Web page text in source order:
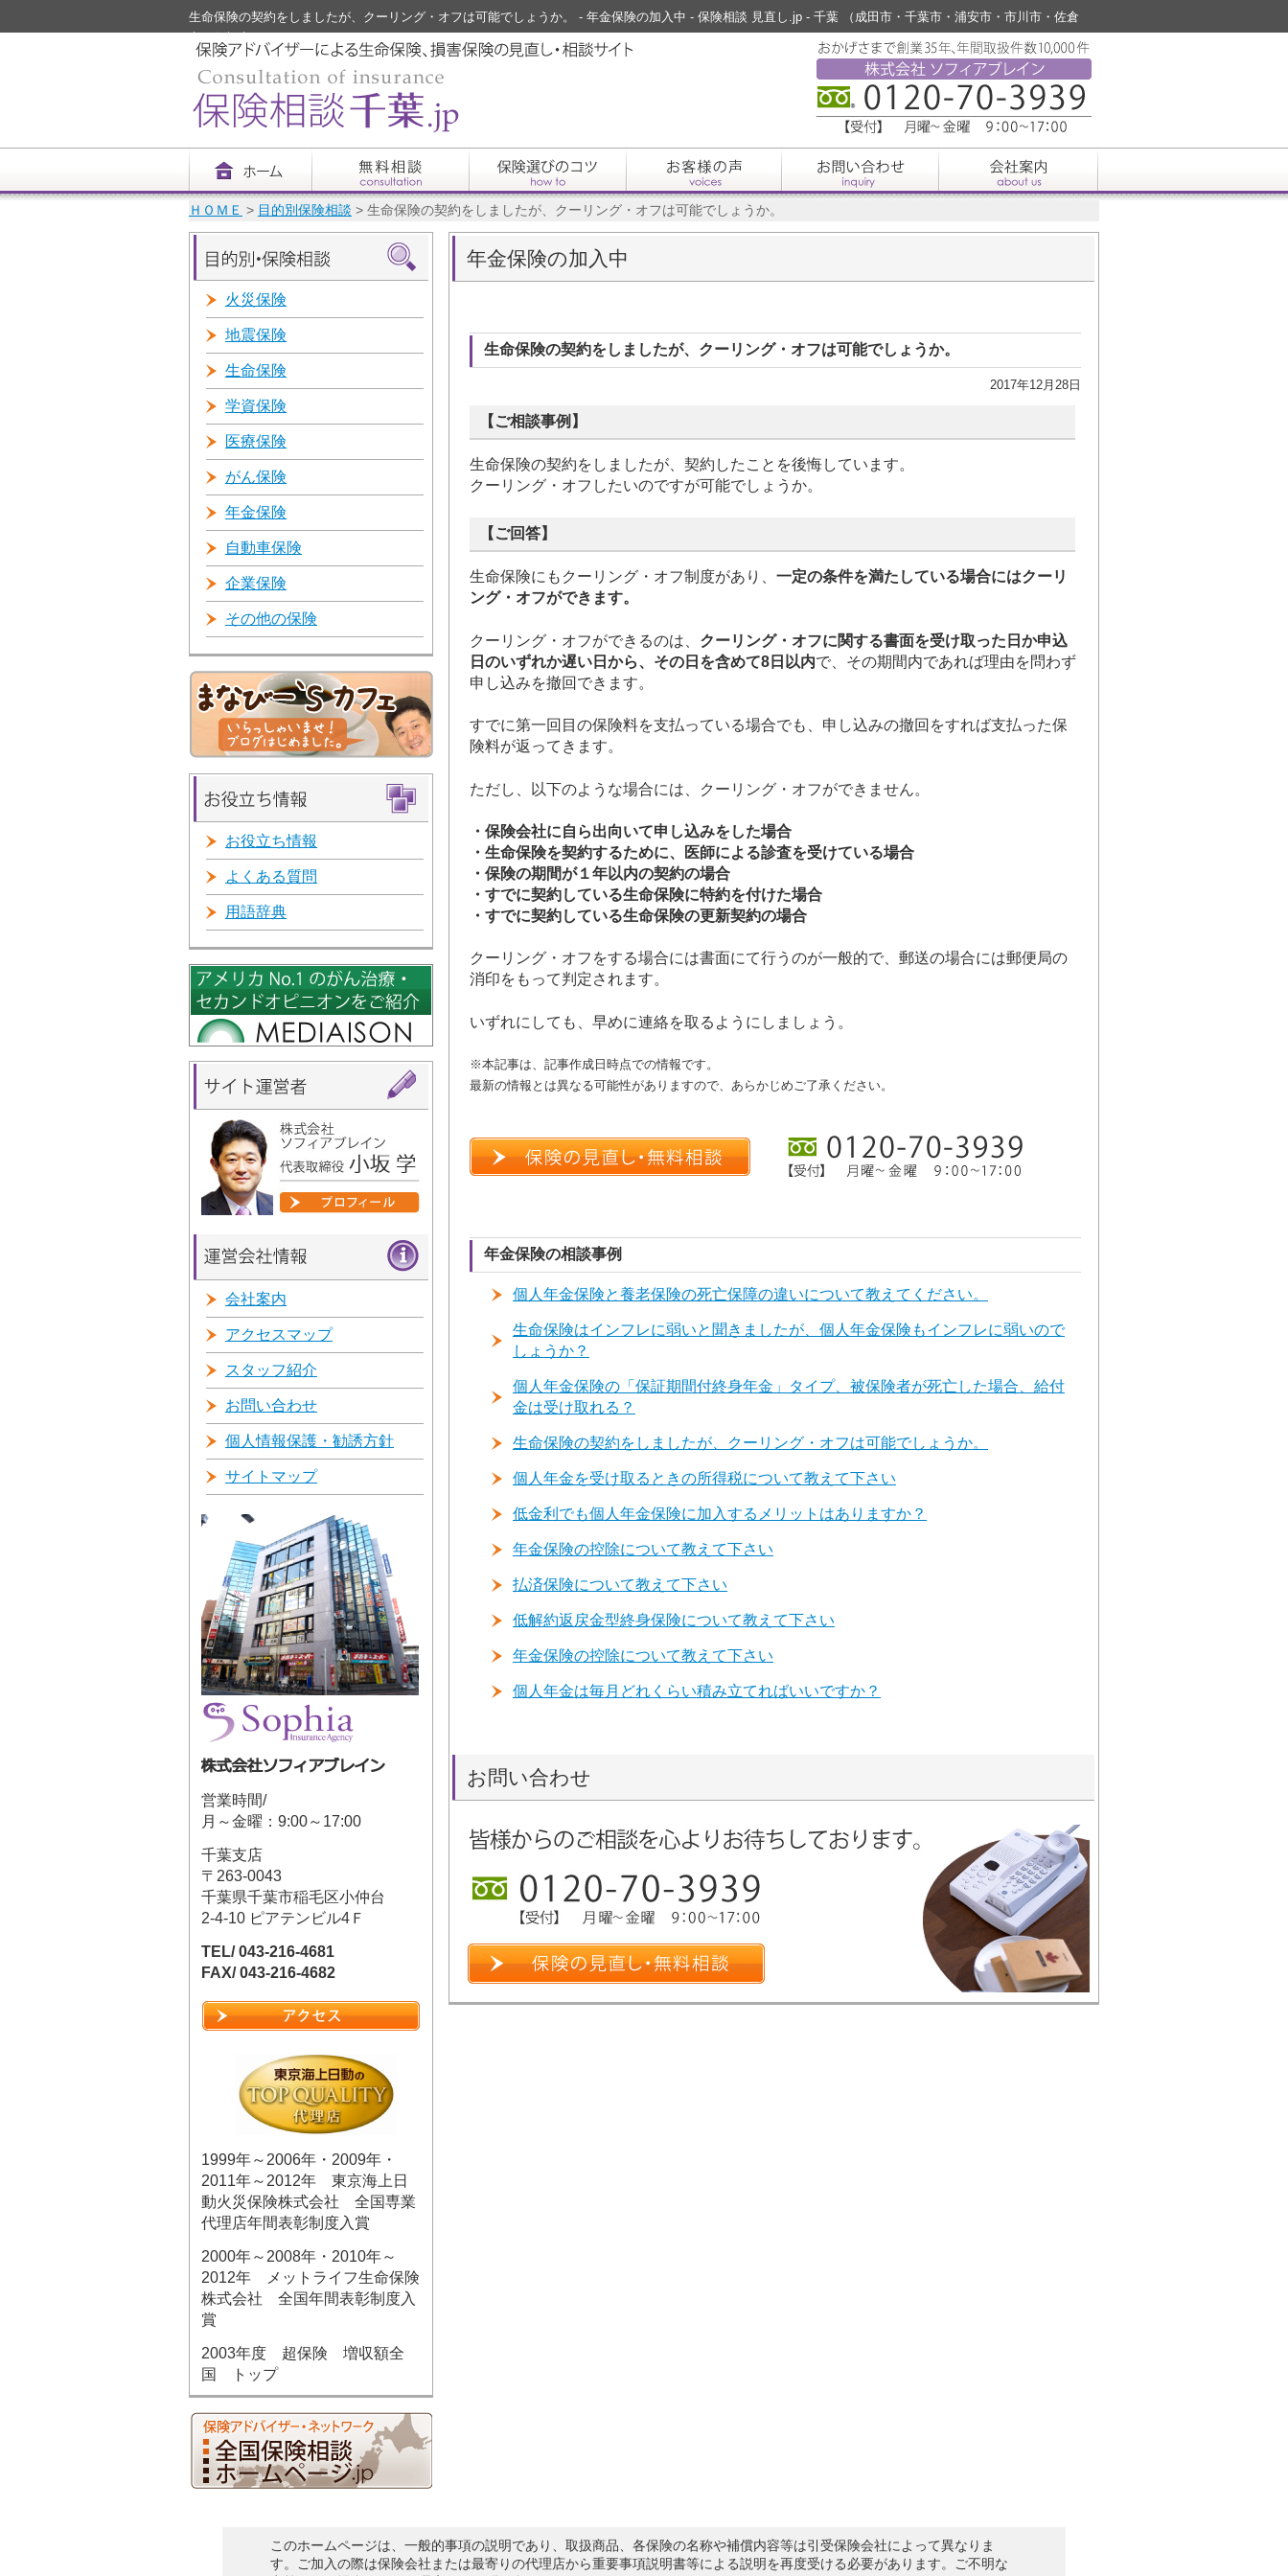
生命保険の契約をしましたが、クーリング・オフは可能でしょうか。 - 年金保険の加入中 - 保険相談 見直し.jp - 千葉 （成田市・千葉市・浦安市・市川市・佐倉
ＨＯＭＥ > 目的別保険相談 > 生命保険の契約をしましたが、クーリング・オフは可能でしょうか。
年金保険の加入中
生命保険の契約をしましたが、クーリング・オフは可能でしょうか。
2017年12月28日
【ご相談事例】
生命保険の契約をしましたが、契約したことを後悔しています。
クーリング・オフしたいのですが可能でしょうか。
【ご回答】
生命保険にもクーリング・オフ制度があり、 一定の条件を満たしている場合にはクーリ
ング・オフができます。
クーリング・オフができるのは、 クーリング・オフに関する書面を受け取った日か申込
日のいずれか遅い日から、その日を含めて8日以内で、その期間内であれば理由を問わず
申し込みを撤回できます。
すでに第一回目の保険料を支払っている場合でも、申し込みの撤回をすれば支払った保
険料が返ってきます。
ただし、以下のような場合には、クーリング・オフができません。
・保険会社に自ら出向いて申し込みをした場合
・生命保険を契約するために、医師による診査を受けている場合
・保険の期間が１年以内の契約の場合
・すでに契約している生命保険に特約を付けた場合
・すでに契約している生命保険の更新契約の場合
クーリング・オフをする場合には書面にて行うのが一般的で、郵送の場合には郵便局の
消印をもって判定されます。
いずれにしても、早めに連絡を取るようにしましょう。
※本記事は、記事作成日時点での情報です。
最新の情報とは異なる可能性がありますので、あらかじめご了承ください。
年金保険の相談事例
個人年金保険と養老保険の死亡保障の違いについて教えてください。
生命保険はインフレに弱いと聞きましたが、個人年金保険もインフレに弱いので
しょうか？
個人年金保険の「保証期間付終身年金」タイプ、被保険者が死亡した場合、給付
金は受け取れる？
生命保険の契約をしましたが、クーリング・オフは可能でしょうか。
個人年金を受け取るときの所得税について教えて下さい
低金利でも個人年金保険に加入するメリットはありますか？
年金保険の控除について教えて下さい
払済保険について教えて下さい
低解約返戻金型終身保険について教えて下さい
年金保険の控除について教えて下さい
個人年金は毎月どれくらい積み立てればいいですか？
お問い合わせ
火災保険
地震保険
生命保険
学資保険
医療保険
がん保険
年金保険
自動車保険
企業保険
その他の保険
お役立ち情報
よくある質問
用語辞典
会社案内
アクセスマップ
スタッフ紹介
お問い合わせ
個人情報保護・勧誘方針
サイトマップ
営業時間/
月～金曜：9:00～17:00
千葉支店
〒263-0043
千葉県千葉市稲毛区小仲台
2-4-10 ピアテンビル4Ｆ
TEL/ 043-216-4681
FAX/ 043-216-4682
1999年～2006年・2009年・
2011年～2012年 東京海上日
動火災保険株式会社 全国専業
代理店年間表彰制度入賞
2000年～2008年・2010年～
2012年 メットライフ生命保険
株式会社 全国年間表彰制度入
賞
2003年度 超保険 増収額全
国 トップ
このホームページは、一般的事項の説明であり、取扱商品、各保険の名称や補償内容等は引受保険会社によって異なりま
す。ご加入の際は保険会社または最寄りの代理店から重要事項説明書等による説明を再度受ける必要があります。ご不明な